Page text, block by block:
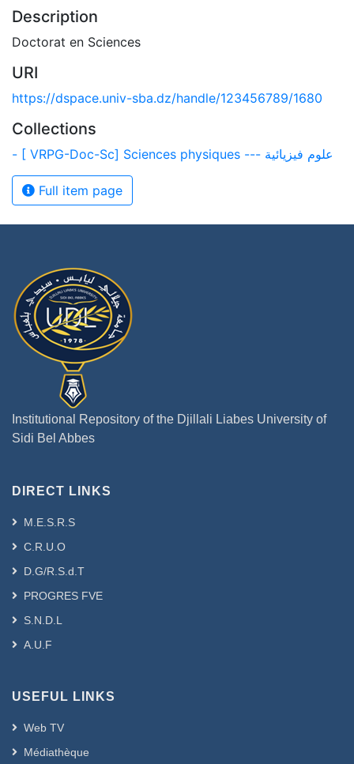
Description
Doctorat en Sciences
URI
https://dspace.univ-sba.dz/handle/123456789/1680
Collections
- [ VRPG-Doc-Sc] Sciences physiques --- علوم فيزيائية
Full item page
Institutional Repository of the Djillali Liabes University of
Sidi Bel Abbes
DIRECT LINKS
M.E.S.R.S
C.R.U.O
D.G/R.S.d.T
PROGRES FVE
S.N.D.L
A.U.F
USEFUL LINKS
Web TV
Médiathèque